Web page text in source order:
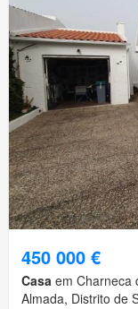
450 000 €
Casa em Charneca
Almada, Distrito de